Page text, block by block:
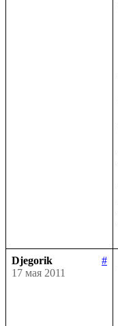
Djegorik
#
17 мая 2011